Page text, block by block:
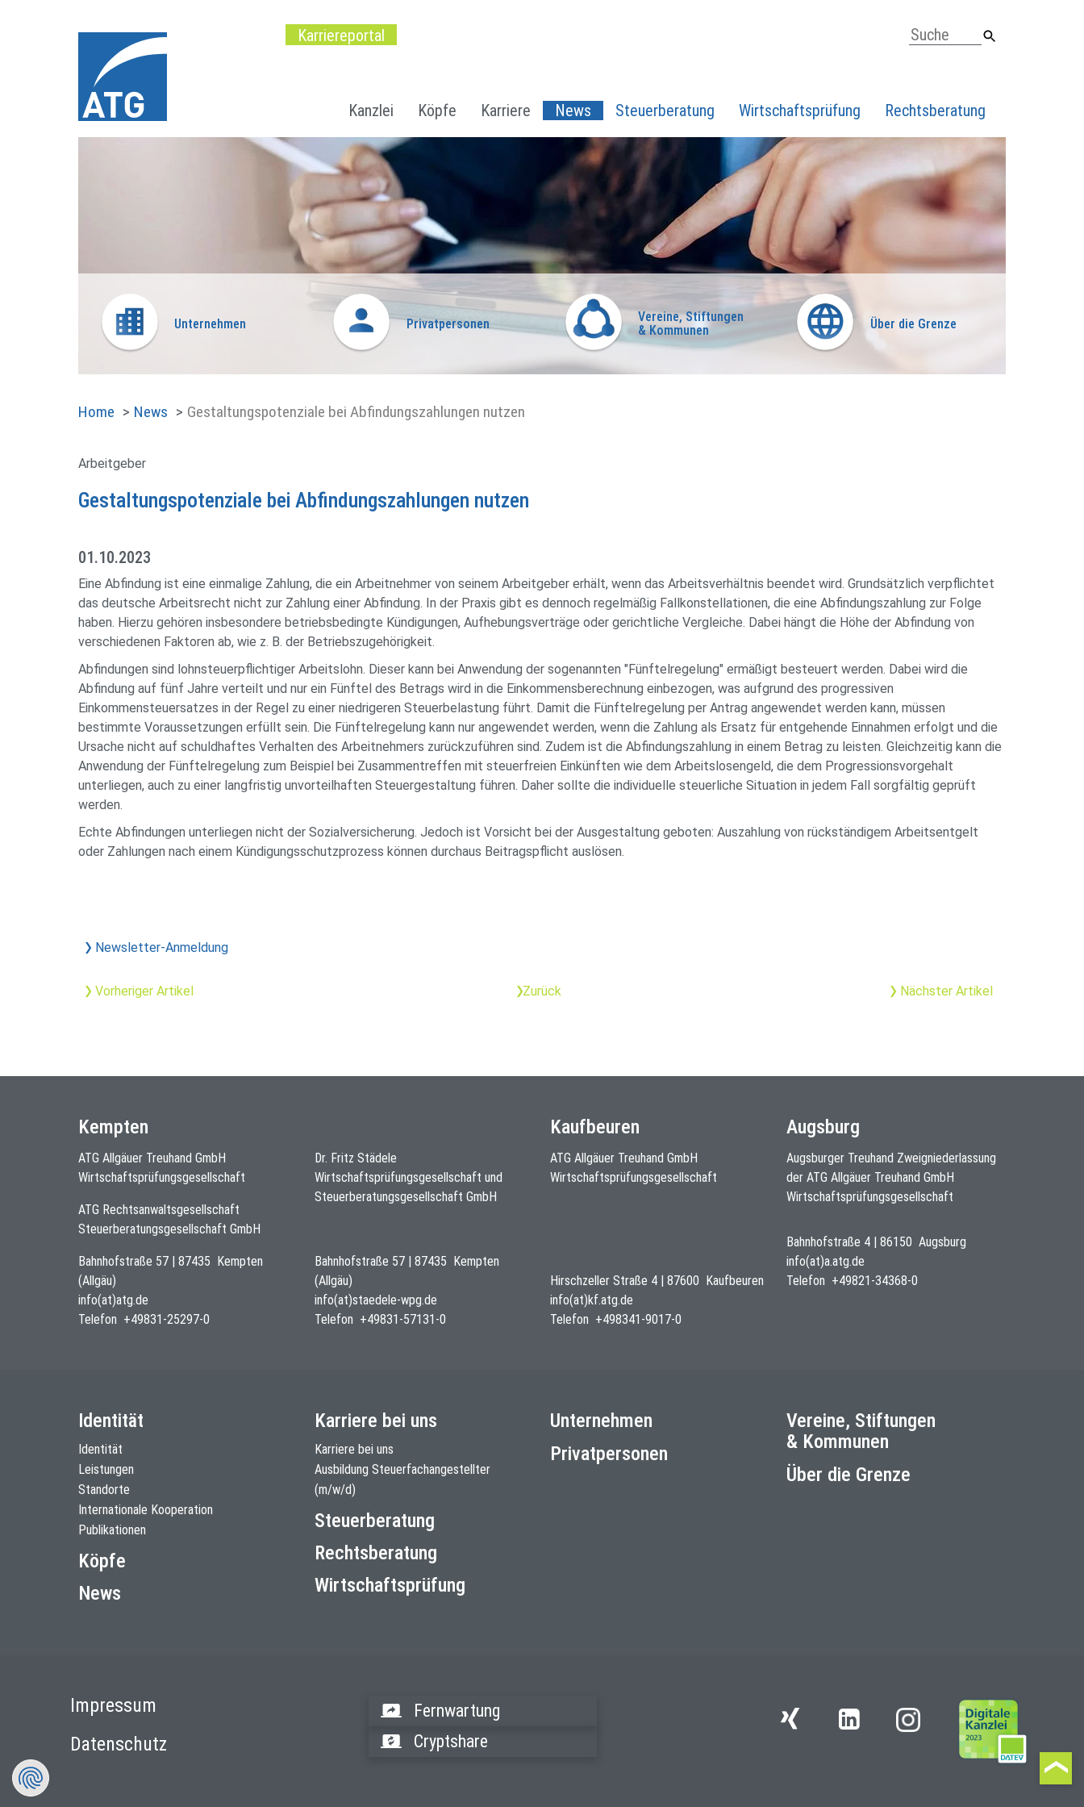
Kanzlei Köpfe Karriere News Steuerberatung Wirtschaftsprüfung Rechtsberatung
Karriereportal
Unternehmen Privatpersonen
Vereine, Stiftungen
& Kommunen
Über die Grenze
Home News Gestaltungspotenziale bei Abfindungszahlungen nutzen
Arbeitgeber
Gestaltungspotenziale bei Abfindungszahlungen nutzen
01.10.2023
Eine Abfindung ist eine einmalige Zahlung, die ein Arbeitnehmer von seinem Arbeitgeber erhält, wenn das Arbeitsverhältnis beendet wird. Grundsätzlich verpflichtet
das deutsche Arbeitsrecht nicht zur Zahlung einer Abfindung. In der Praxis gibt es dennoch regelmäßig Fallkonstellationen, die eine Abfindungszahlung zur Folge
haben. Hierzu gehören insbesondere betriebsbedingte Kündigungen, Aufhebungsverträge oder gerichtliche Vergleiche. Dabei hängt die Höhe der Abfindung von
verschiedenen Faktoren ab, wie z. B. der Betriebszugehörigkeit.
Abfindungen sind lohnsteuerpflichtiger Arbeitslohn. Dieser kann bei Anwendung der sogenannten "Fünftelregelung" ermäßigt besteuert werden. Dabei wird die
Abfindung auf fünf Jahre verteilt und nur ein Fünftel des Betrags wird in die Einkommensberechnung einbezogen, was aufgrund des progressiven
Einkommensteuersatzes in der Regel zu einer niedrigeren Steuerbelastung führt. Damit die Fünftelregelung per Antrag angewendet werden kann, müssen
bestimmte Voraussetzungen erfüllt sein. Die Fünftelregelung kann nur angewendet werden, wenn die Zahlung als Ersatz für entgehende Einnahmen erfolgt und die
Ursache nicht auf schuldhaftes Verhalten des Arbeitnehmers zurückzuführen sind. Zudem ist die Abfindungszahlung in einem Betrag zu leisten. Gleichzeitig kann die
Anwendung der Fünftelregelung zum Beispiel bei Zusammentreffen mit steuerfreien Einkünften wie dem Arbeitslosengeld, die dem Progressionsvorgehalt
unterliegen, auch zu einer langfristig unvorteilhaften Steuergestaltung führen. Daher sollte die individuelle steuerliche Situation in jedem Fall sorgfältig geprüft
werden.
Echte Abfindungen unterliegen nicht der Sozialversicherung. Jedoch ist Vorsicht bei der Ausgestaltung geboten: Auszahlung von rückständigem Arbeitsentgelt
oder Zahlungen nach einem Kündigungsschutzprozess können durchaus Beitragspflicht auslösen.
Newsletter-Anmeldung
Vorheriger Artikel Zurück Nächster Artikel
Kempten
ATG Allgäuer Treuhand GmbH
Wirtschaftsprüfungsgesellschaft
ATG Rechtsanwaltsgesellschaft
Steuerberatungsgesellschaft GmbH
Bahnhofstraße 57 87435
Kempten
(Allgäu)
info(at)atg.de
Telefon +49831-25297-0
Dr. Fritz Städele
Wirtschaftsprüfungsgesellschaft und
Steuerberatungsgesellschaft GmbH
Bahnhofstraße 57| 87435
Kempten
(Allgäu)
info(at)staedele-wpg.de
Telefon +49831-57131-0
Kaufbeuren
ATG Allgäuer Treuhand GmbH
Wirtschaftsprüfungsgesellschaft
Hirschzeller Straße 4 87600
Kaufbeuren
info(at)kf.atg.de
Telefon +498341-9017-0
Augsburg
Augsburger Treuhand Zweigniederlassung
der ATG Allgäuer Treuhand GmbH
Wirtschaftsprüfungsgesellschaft
Bahnhofstraße 4| 86150 Augsburg
info(at)a.atg.de
Telefon +49821-34368-0
Identität
Identität
Leistungen
Standorte
Internationale Kooperation
Publikationen
Köpfe
News
Karriere bei uns
Karriere bei uns
Ausbildung Steuerfachangestellter
(m/w/d)
Steuerberatung
Rechtsberatung
Wirtschaftsprüfung
Unternehmen
Privatpersonen
Vereine, Stiftungen
& Kommunen
Über die Grenze
Impressum
Datenschutz
Fernwartung
Cryptshare
LinkedIn
Instagram